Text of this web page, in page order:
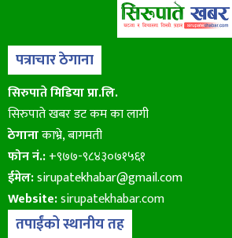
पत्राचार ठेगाना
सिरुपाते मिडिया प्रा.लि.
सिरुपाते खबर डट कम का लागी
ठेगानाकाभ्रे, बागमती
फोन नं.:+९७७-९८४३०७१५६१
ईमेल:sirupatekhabar@gmail.com
Website:sirupatekhabar.com
तपाईंको स्थानीय तह